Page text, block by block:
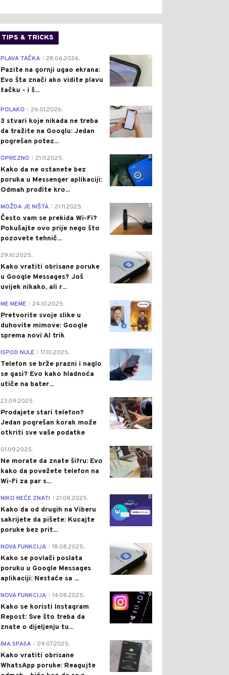
TIPS & TRICKS
0
PLAVA TAČKA 28.06.2026.
Pazite na gornji ugao ekrana:
Evo šta znači ako vidite plavu
tačku - i š...
0
POLAKO 26.01.2026.
3 stvari koje nikada ne treba
da tražite na Googlu: Jedan
pogrešan potez...
0
OPREZNO 21.11.2025.
Kako da ne ostanete bez
poruka u Messenger aplikaciji:
Odmah prođite kro...
0
MOŽDA JE NIŠTA 21.11.2025.
Često vam se prekida Wi-Fi?
Pokušajte ovo prije nego što
pozovete tehnič...
0
29.10.2025.
Kako vratiti obrisane poruke
u Google Messages? Još
uvijek nikako, ali r...
0
ME MEME 24.10.2025.
Pretvorite svoje slike u
duhovite mimove: Google
sprema novi AI trik
0
ISPOD NULE 17.10.2025.
Telefon se brže prazni i naglo
se gasi? Evo kako hladnoća
utiče na bater...
0
23.09.2025.
Prodajete stari telefon?
Jedan pogrešan korak može
otkriti sve vaše podatke
0
01.09.2025.
Ne morate da znate šifru: Evo
kako da povežete telefon na
Wi-Fi za par s...
0
NIKO NEĆE ZNATI 21.08.2025.
Kako da od drugih na Viberu
sakrijete da pišete: Kucajte
poruke bez prit...
0
NOVA FUNKCIJA 18.08.2025.
Kako se povlači poslata
poruku u Google Messages
aplikaciji: Nestaće sa ...
0
NOVA FUNKCIJA 14.08.2025.
Kako se koristi Instagram
Repost: Sve što treba da
znate o dijeljenju tu...
0
IMA SPASA 09.07.2025.
Kako vratiti obrisane
WhatsApp poruke: Reagujte